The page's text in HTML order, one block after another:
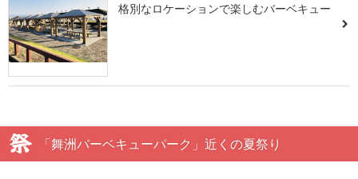
格別なロケーションで楽しむバーベキュー
「舞洲バーベキューパーク」近くの夏祭り